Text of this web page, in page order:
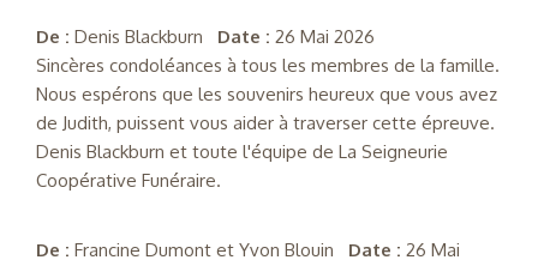
De : Denis Blackburn Date : 26 Mai 2026
Sincères condoléances à tous les membres de la famille.
Nous espérons que les souvenirs heureux que vous avez
de Judith, puissent vous aider à traverser cette épreuve.
Denis Blackburn et toute l'équipe de La Seigneurie
Coopérative Funéraire.
De : Francine Dumont et Yvon Blouin Date : 26 Mai